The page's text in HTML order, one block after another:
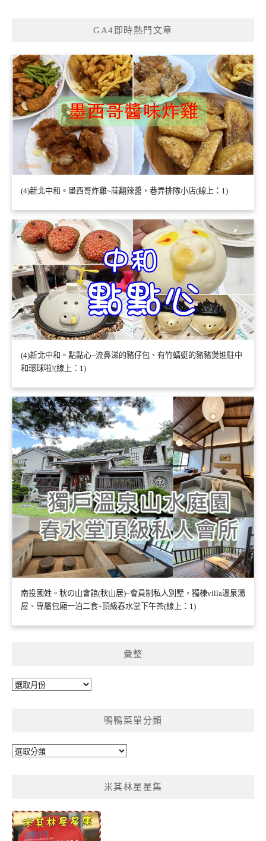
GA4即時熱門文章
(4)新北中和。墨西哥炸雞~蒜翻辣醬，巷弄排隊小店(線上：1)
(4)新北中和。點點心~流鼻涕的豬仔包、有竹蜻蜓的豬豬煲進駐中
和環球啦!(線上：1)
南投國姓。秋の山會館(秋山居)~會員制私人別墅，獨棟villa溫泉湯
屋、專屬包廂一泊二食+頂級春水堂下午茶(線上：1)
彙整
彙
鴨鴨菜單分類
鴨
類
米其林星星集